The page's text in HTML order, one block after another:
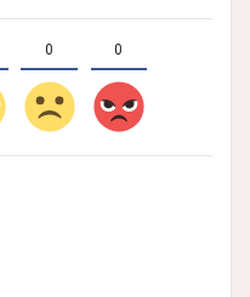
0 0